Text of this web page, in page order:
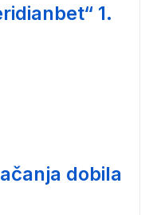
1.
dobila